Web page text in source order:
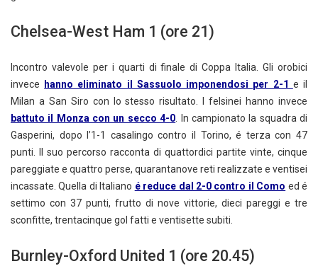
Chelsea-West Ham 1 (ore 21)
Incontro valevole per i quarti di finale di Coppa Italia. Gli orobici
invece
hanno eliminato il Sassuolo imponendosi per 2-1 e il
Milan a San Siro con lo stesso risultato. I felsinei hanno invece
battuto il Monza con un secco 4-0. In campionato la squadra di
Gasperini, dopo l’1-1 casalingo contro il Torino, é terza con 47
punti. Il suo percorso racconta di quattordici partite vinte, cinque
pareggiate e quattro perse, quarantanove reti realizzate e ventisei
incassate. Quella di Italiano é reduce dal 2-0 contro il Como ed é
settimo con 37 punti, frutto di nove vittorie, dieci pareggi e tre
sconfitte, trentacinque gol fatti e ventisette subiti.
Burnley-Oxford United 1 (ore 20.45)